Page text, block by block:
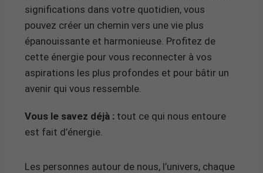
significations dans votre quotidien, vous
pouvez créer un chemin vers une vie plus
épanouissante et harmonieuse. Profitez de
cette énergie pour vous reconnecter à vos
aspirations les plus profondes et pour bâtir un
avenir qui vous ressemble.
Vous le savez déjà : tout ce qui nous entoure
est fait d’énergie.
Les personnes autour de nous, l’univers, chaque